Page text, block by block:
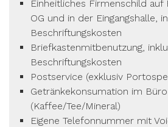
Einheitliches Firmenschild
OG und in der Eingangshalle,
Beschriftungskosten
Briefkastenmitbenutzung,
Beschriftungskosten
Postservice (exklusiv
Getränkekonsumation im Büro
(Kaffee/Tee/Mineral)
Eigene Telefonnummer mit